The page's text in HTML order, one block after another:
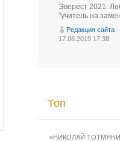
Эверест 2021:
"учитель на
Редакция сайта
17.06.2019 17:38
Топ
«НИКОЛАЙ